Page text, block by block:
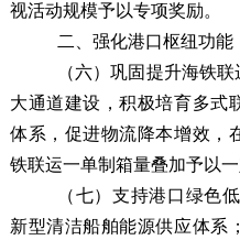
视活动规模予以专项奖励。
二、强化港口枢纽功能
（六）巩固提升海铁
大通道建设，积极培育多式
体系，促进物流降本增效，
铁联运一单制箱量叠加予以一
（七）支持港口绿色
新型清洁船舶能源供应体系；